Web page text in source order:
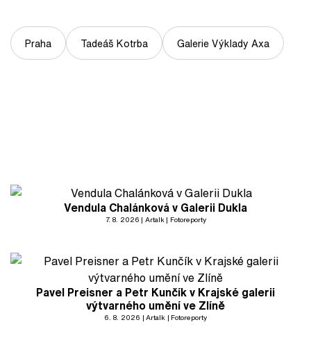
Praha Tadeáš Kotrba Galerie Výklady Axa
Vendula Chalánková v Galerii Dukla
7. 8. 2026 Artalk Fotoreporty
Pavel Preisner a Petr Kunčík v Krajské galerii
výtvarného umění ve Zlíně
6. 8. 2026 Artalk Fotoreporty